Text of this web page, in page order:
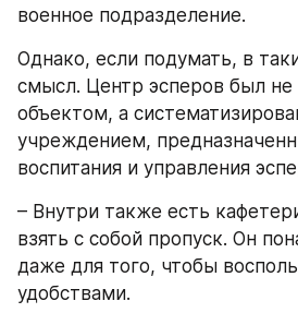
военное подразделение.
Однако, если подумать, в
смысл. Центр эсперов был
объектом, а
учреждением,
воспитания и управления
– Внутри также есть
взять с собой пропуск. Он
даже для того, чтобы
удобствами.